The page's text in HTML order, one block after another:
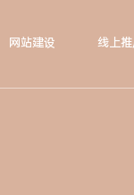
网站建设 线上